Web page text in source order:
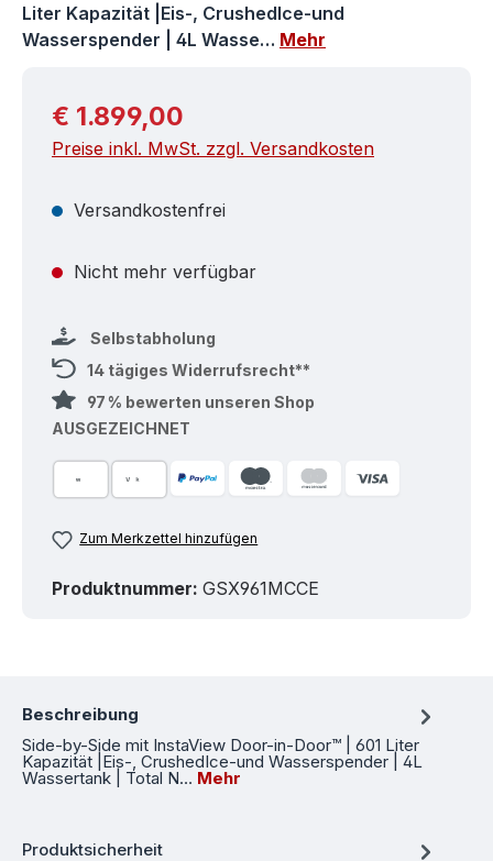
Liter Kapazität |Eis-, CrushedIce-und
Wasserspender | 4L Wasse… Mehr
Regulärer Preis:
€ 1.899,00
Preise inkl. MwSt. zzgl. Versandkosten
Versandkostenfrei
Nicht mehr verfügbar
Selbstabholung
14 tägiges Widerrufsrecht**
97 % bewerten unseren Shop
AUSGEZEICHNET
Zum Merkzettel hinzufügen
Produktnummer: GSX961MCCE
Beschreibung
Side-by-Side mit InstaView Door-in-Door™ | 601 Liter
Kapazität |Eis-, CrushedIce-und Wasserspender | 4L
Wassertank | Total N… Mehr
Produktsicherheit